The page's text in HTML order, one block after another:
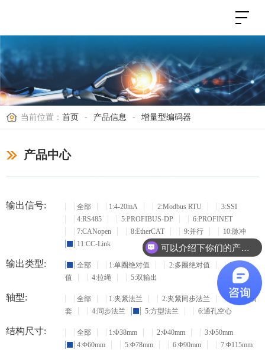
当前位置： 首页 - 产品信息 - 增量型编码器
产品中心
输出信号: 全部 1:4-20mA 2:Modbus RTU
3:SSI
4:RS485
5:PROFIBUS-DP
6:PROFINET
7:CANopen
8:EtherCAT 9:并行
10:脉冲
11:CC-Link
输出类型: 全部 1:单圈绝对值 2:多圈绝对值
3:增量
值
4:拉绳 5:双输出
轴型: 全部 1:夹紧法兰 2:夹紧同步法兰
3:盲孔轴
套
4:同步法兰 5:方型法兰 6:通孔空心
结构尺寸: 全部 1:Φ38mm 2:Φ40mm
3:Φ50mm
4:Φ60mm
5:Φ78mm 6:Φ90mm 7:Φ115mm
可以介绍下你们的产品么？